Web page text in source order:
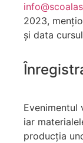
2023,
și data
iar
producția